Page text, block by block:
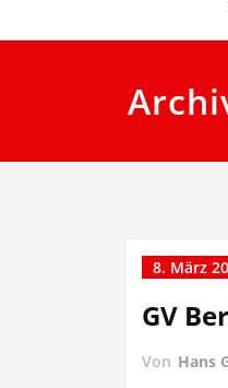
8. März
GV
Von Hans